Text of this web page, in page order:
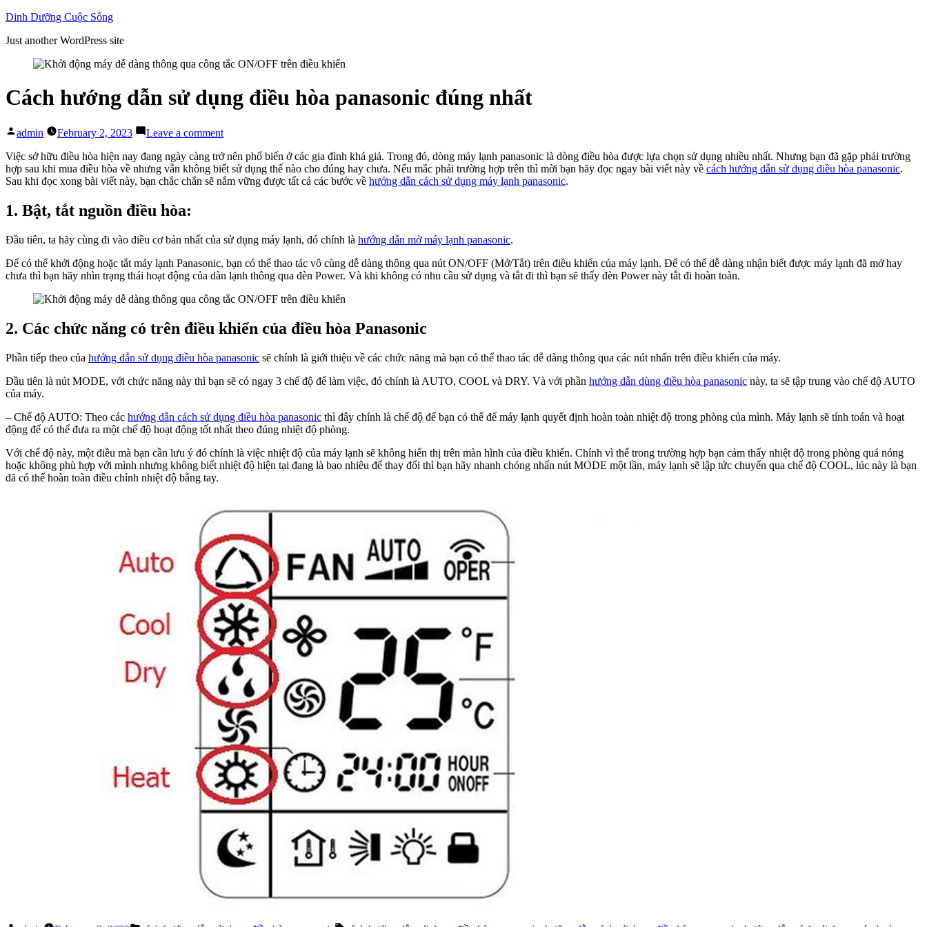
Skip
content
Dinh Dưỡng Cuộc Sống
Just another WordPress site
Cách hướng dẫn sử dụng điều hòa panasonic đúng nhất
Posted
admin February 2, 2023 Leave a commenton
hướng
dẫn
sử
đúng
Việc sở hữu điều hòa hiện nay đang ngày càng trở nên phổ biến ở các gia đình khá giả. Trong đó, dòng máy lạnh panasonic là dòng điều hòa được lựa chọn sử dụng nhiều nhất. Nhưng bạn đã gặp phải trường
hợp sau khi mua điều hòa về nhưng vẫn không biết sử dụng thế nào cho đúng hay chưa. Nếu mắc phải trường hợp trên thì mời bạn hãy đọc ngay bài viết này về cách hướng dẫn sử dụng điều hòa panasonic.
Sau khi đọc xong bài viết này, bạn chắc chắn sẽ nắm vững được tất cả các bước về hướng dẫn cách sử dụng máy lạnh panasonic.
1. Bật, tắt nguồn điều hòa:
Đầu tiên, ta hãy cùng đi vào điều cơ bản nhất của sử dụng máy lạnh, đó chính là hướng dẫn mở máy lạnh panasonic.
Để có thể khởi động hoặc tắt máy lạnh Panasonic, bạn có thể thao tác vô cùng dễ dàng thông qua nút ON/OFF (Mở/Tắt) trên điều khiển của máy lạnh. Để có thể dễ dàng nhận biết được máy lạnh đã mở hay
chưa thì bạn hãy nhìn trạng thái hoạt động của dàn lạnh thông qua đèn Power. Và khi không có nhu cầu sử dụng và tắt đi thì bạn sẽ thấy đèn Power này tắt đi hoàn toàn.
2. Các chức năng có trên điều khiển của điều hòa Panasonic
Phần tiếp theo của hướng dẫn sử dụng điều hòa panasonic sẽ chính là giới thiệu về các chức năng mà bạn có thể thao tác dễ dàng thông qua các nút nhấn trên điều khiển của máy.
Đầu tiên là nút MODE, với chức năng này thì bạn sẽ có ngay 3 chế độ để làm việc, đó chính là AUTO, COOL và DRY. Và với phần hướng dẫn dùng điều hòa panasonic này, ta sẽ tập trung vào chế độ AUTO
của máy.
– Chế độ AUTO: Theo các hướng dẫn cách sử dụng điều hòa panasonic thì đây chính là chế độ để bạn có thể để máy lạnh quyết định hoàn toàn nhiệt độ trong phòng của mình. Máy lạnh sẽ tính toán và hoạt
động để có thể đưa ra một chế độ hoạt động tốt nhất theo đúng nhiệt độ phòng.
Với chế độ này, một điều mà bạn cần lưu ý đó chính là việc nhiệt độ của máy lạnh sẽ không hiển thị trên màn hình của điều khiển. Chính vì thế trong trường hợp bạn cảm thấy nhiệt độ trong phòng quá nóng
hoặc không phù hợp với mình nhưng không biết nhiệt độ hiện tại đang là bao nhiêu để thay đổi thì bạn hãy nhanh chóng nhấn nút MODE một lần, máy lạnh sẽ lập tức chuyển qua chế độ COOL, lúc này là bạn
đã có thể hoàn toàn điều chỉnh nhiệt độ bằng tay.